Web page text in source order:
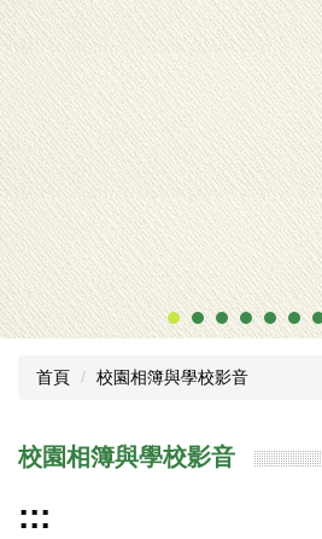
本校連續3年增班
首頁 校園相簿與學校影音
校園相簿與學校影音
:::